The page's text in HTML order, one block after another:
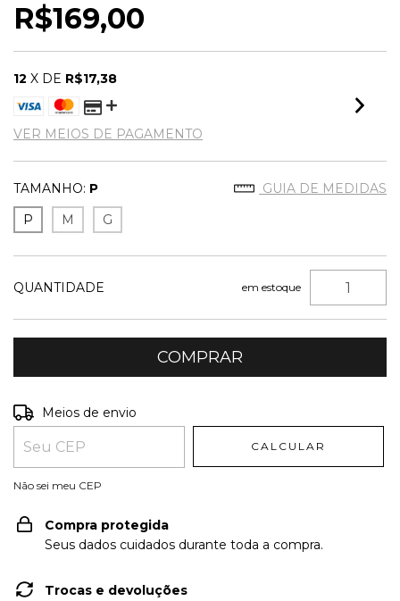
R$169,00
12 X DE R$17,38
VER MEIOS DE PAGAMENTO
TAMANHO: P
GUIA DE MEDIDAS
P
M G
QUANTIDADE em estoque
Entregas para o CEP:
Meios de envio
CALCULAR
Não sei meu CEP
Compra protegida
Seus dados cuidados durante toda a compra.
Trocas e devoluções